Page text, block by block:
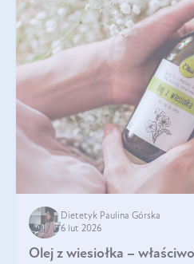
Dietetyk Paulina Górska
6 lut 2026
Olej z wiesiołka –